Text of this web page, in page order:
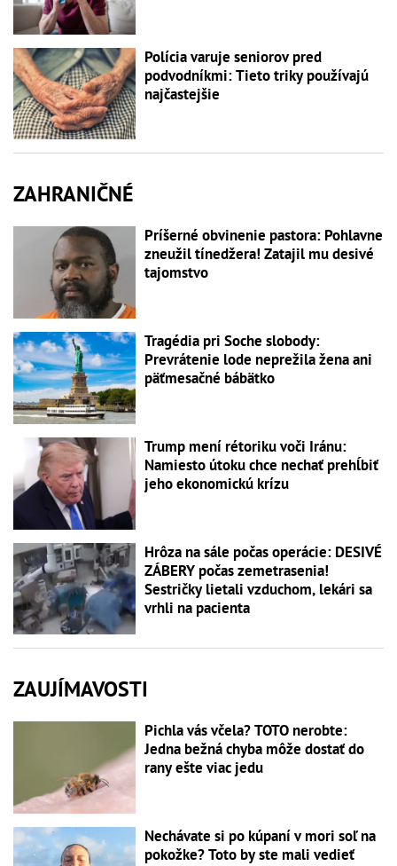
Polícia varuje seniorov pred
podvodníkmi: Tieto triky používajú
najčastejšie
ZAHRANIČNÉ
Príšerné obvinenie pastora: Pohlavne
zneužil tínedžera! Zatajil mu desivé
tajomstvo
Tragédia pri Soche slobody:
Prevrátenie lode neprežila žena ani
päťmesačné bábätko
Trump mení rétoriku voči Iránu:
Namiesto útoku chce nechať prehĺbiť
jeho ekonomickú krízu
Hrôza na sále počas operácie: DESIVÉ
ZÁBERY počas zemetrasenia!
Sestričky lietali vzduchom, lekári sa
vrhli na pacienta
ZAUJÍMAVOSTI
Pichla vás včela? TOTO nerobte:
Jedna bežná chyba môže dostať do
rany ešte viac jedu
Nechávate si po kúpaní v mori soľ na
pokožke? Toto by ste mali vedieť